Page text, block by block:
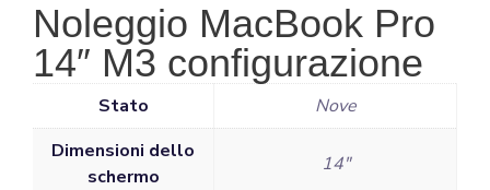
Noleggio MacBook Pro
14″ M3 configurazione
Stato
Nove
Dimensioni dello
schermo
14"